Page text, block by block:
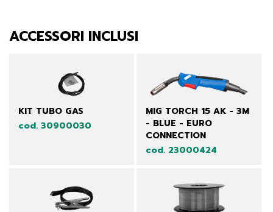
ACCESSORI INCLUSI
KIT TUBO GAS
cod. 30900030
MIG TORCH 15 AK - 3M
- BLUE - EURO
CONNECTION
cod. 23000424